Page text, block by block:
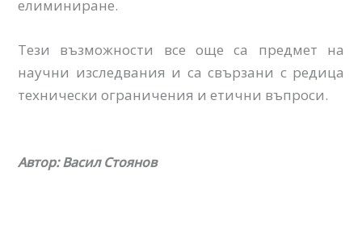
елиминиране.
Тези възможности все още са предмет на
научни изследвания и са свързани с редица
технически ограничения и етични въпроси.
Автор: Васил Стоянов